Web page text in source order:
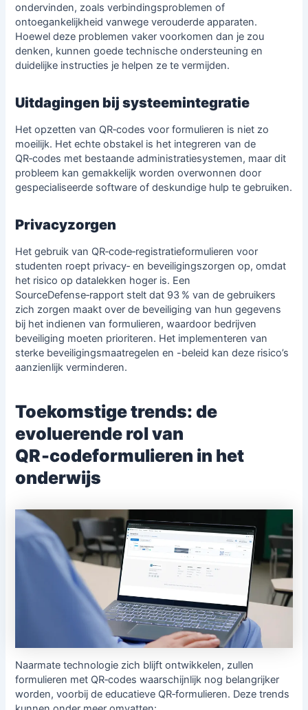
ondervinden, zoals verbindingsproblemen of
ontoegankelijkheid vanwege verouderde apparaten.
Hoewel deze problemen vaker voorkomen dan je zou
denken, kunnen goede technische ondersteuning en
duidelijke instructies je helpen ze te vermijden.
Uitdagingen bij systeemintegratie
Het opzetten van QR‑codes voor formulieren is niet zo
moeilijk. Het echte obstakel is het integreren van de
QR‑codes met bestaande administratiesystemen, maar dit
probleem kan gemakkelijk worden overwonnen door
gespecialiseerde software of deskundige hulp te gebruiken.
Privacyzorgen
Het gebruik van QR‑code‑registratieformulieren voor
studenten roept privacy‑ en beveiligingszorgen op, omdat
het risico op datalekken hoger is. Een
SourceDefense‑rapport stelt dat 93 % van de gebruikers
zich zorgen maakt over de beveiliging van hun gegevens
bij het indienen van formulieren, waardoor bedrijven
beveiliging moeten prioriteren. Het implementeren van
sterke beveiligingsmaatregelen en -beleid kan deze risico’s
aanzienlijk verminderen.
Toekomstige trends: de
evoluerende rol van
QR‑codeformulieren in het
onderwijs
Naarmate technologie zich blijft ontwikkelen, zullen
formulieren met QR‑codes waarschijnlijk nog belangrijker
worden, voorbij de educatieve QR‑formulieren. Deze trends